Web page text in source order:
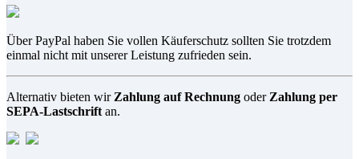
Über PayPal haben Sie vollen Käuferschutz sollten Sie trotzdem
einmal nicht mit unserer Leistung zufrieden sein.
Alternativ bieten wir Zahlung auf Rechnung oder Zahlung per
SEPA-Lastschrift an.